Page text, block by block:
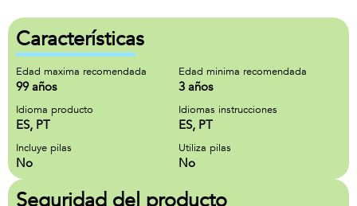
Características
Edad maxima recomendada
99 años
Edad minima recomendada
3 años
Idioma producto
ES, PT
Idiomas instrucciones
ES, PT
Incluye pilas
No
Utiliza pilas
No
Seguridad del producto